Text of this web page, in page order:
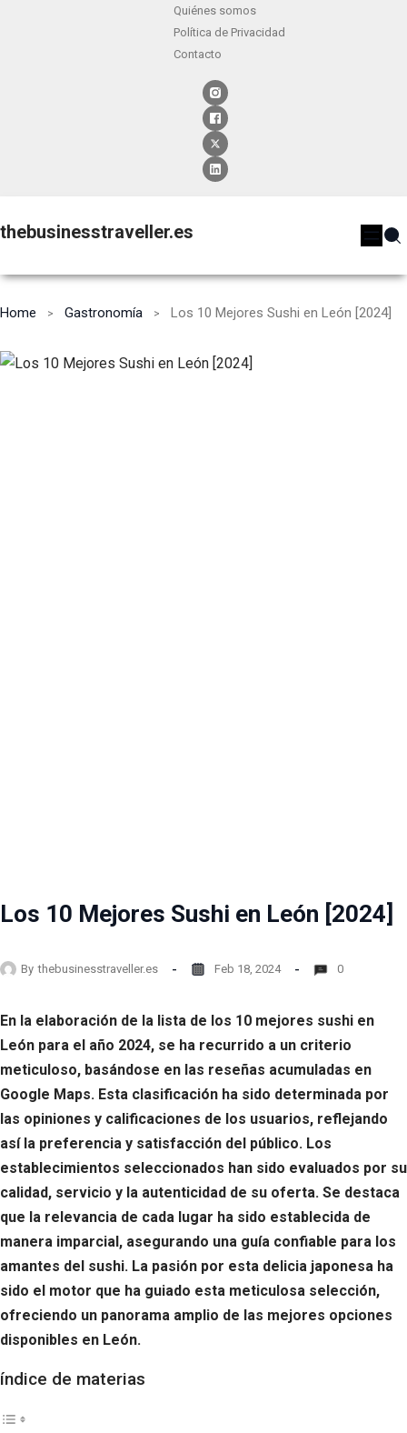
Quiénes somos
Política de Privacidad
Contacto
thebusinesstraveller.es
Home Gastronomía Los 10 Mejores Sushi en León [2024]
Los 10 Mejores Sushi en León [2024]
By thebusinesstraveller.es Feb 18, 2024 0
En la elaboración de la lista de los 10 mejores sushi en
León para el año 2024, se ha recurrido a un criterio
meticuloso, basándose en las reseñas acumuladas en
Google Maps. Esta clasificación ha sido determinada por
las opiniones y calificaciones de los usuarios, reflejando
así la preferencia y satisfacción del público. Los
establecimientos seleccionados han sido evaluados por su
calidad, servicio y la autenticidad de su oferta. Se destaca
que la relevancia de cada lugar ha sido establecida de
manera imparcial, asegurando una guía confiable para los
amantes del sushi. La pasión por esta delicia japonesa ha
sido el motor que ha guiado esta meticulosa selección,
ofreciendo un panorama amplio de las mejores opciones
disponibles en León.
índice de materias